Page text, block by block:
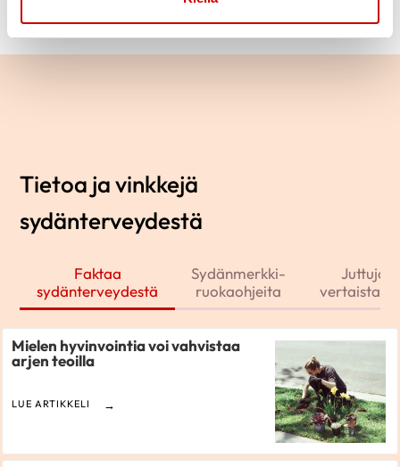
Tietoa ja vinkkejä
sydänterveydestä
Faktaa
sydänterveydestä
Sydänmerkki-
ruokaohjeita
Juttuja
Mielen hyvinvointia voi vahvistaa
arjen teoilla
LUE ARTIKKELI